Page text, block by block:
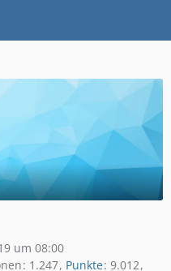
um 08:00
1.247 Punkte 9.012